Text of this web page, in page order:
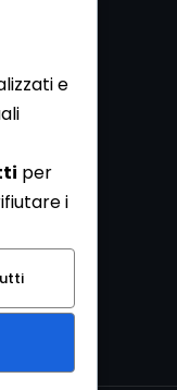
i
S.c. e
per
i